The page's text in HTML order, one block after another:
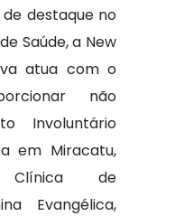
destaque no
Saúde, a New
atua com o
não
Involuntário
em Miracatu,
Clínica de
Evangélica,